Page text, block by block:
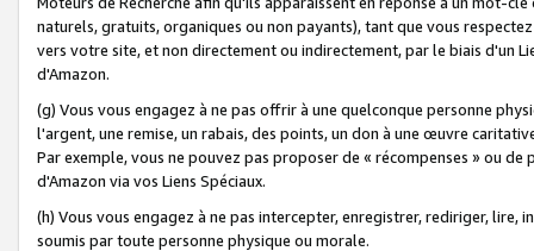
naturels, gratuits, organiques ou non payants), tant que vous
vers votre site, et non directement ou indirectement, par le biais d'un
d'Amazon.
(g) Vous vous engagez à ne pas offrir à une quelconque personne
l'argent, une remise, un rabais, des points, un don à une œuvre
Par exemple, vous ne pouvez pas proposer de « récompenses » ou
d'Amazon via vos Liens Spéciaux.
(h) Vous vous engagez à ne pas intercepter, enregistrer, rediriger,
soumis par toute personne physique ou morale.